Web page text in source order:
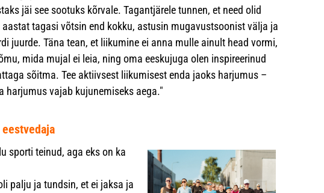
jäi see sootuks kõrvale. Tagantjärele tunnen, et need olid
tagasi võtsin end kokku, astusin mugavustsoonist välja ja
juurde. Täna tean, et liikumine ei anna mulle ainult head vormi,
mida mujal ei leia, ning oma eeskujuga olen inspireerinud
sõitma. Tee aktiivsest liikumisest enda jaoks harjumus –
harjumus vajab kujunemiseks aega."
sporti teinud, aga eks on ka
palju ja tundsin, et ei jaksa ja